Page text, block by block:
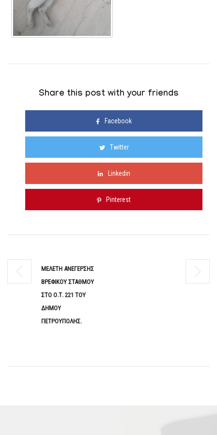
Share this post with your friends
Facebook
Twitter
Linkedin
Pinterest
ΜΕΛΕΤΗ ΑΝΕΓΕΡΣΗΣ
ΒΡΕΦΙΚΟΥ ΣΤΑΘΜΟΥ
ΣΤΟ Ο.Τ. 221 ΤΟΥ
ΔΗΜΟΥ
ΠΕΤΡΟΥΠΟΛΗΣ.